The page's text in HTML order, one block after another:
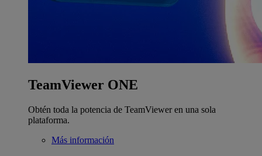
TeamViewer ONE
Obtén toda la potencia de TeamViewer en una sola
plataforma.
Más información